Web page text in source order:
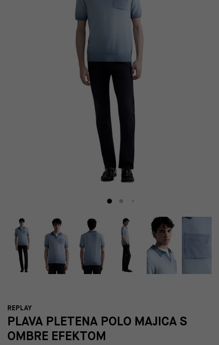
REPLAY
PLAVA PLETENA POLO MAJICA S
OMBRE EFEKTOM